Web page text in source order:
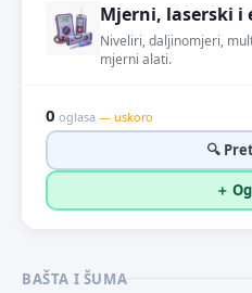
Mjerni, laserski
Niveliri, daljinomjeri,
mjerni alati.
0 oglasa — uskoro
🔍
＋
BAŠTA I ŠUMA